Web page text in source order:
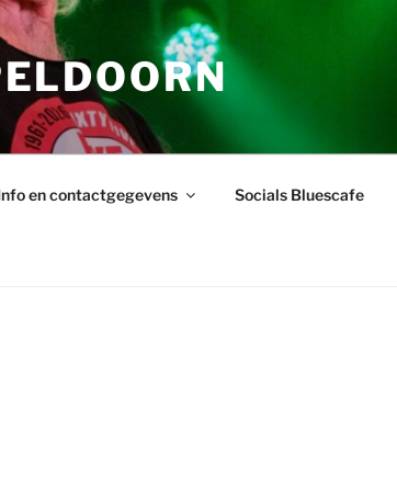
en contactgegevens Socials Bluescafe